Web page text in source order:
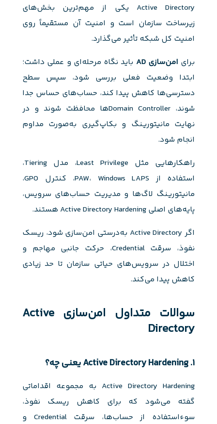
Active Directory یکی از مهم‌ترین بخش‌های
زیرساخت سازمان است و امنیت آن مستقیماً روی
امنیت کل شبکه تأثیر می‌گذارد.
برای امن‌سازی AD
باید نگاه مرحله‌ای و عملی داشت؛
ابتدا وضعیت فعلی بررسی شود، سپس سطح
دسترسی‌ها کاهش پیدا کند، حساب‌های حساس جدا
شوند، Domain Controllerها محافظت شوند و در
نهایت مانیتورینگ و بکاپ‌گیری به‌صورت مداوم
انجام شود.
راهکارهایی مثل Least Privilege، مدل Tiering،
استفاده از PAW، Windows LAPS، کنترل GPO،
مانیتورینگ لاگ‌ها و مدیریت حساب‌های سرویس،
پایه‌های اصلی Active Directory Hardening هستند.
اگر Active Directory به‌درستی امن‌سازی شود، ریسک
نفوذ، سرقت Credential، حرکت جانبی مهاجم و
اختلال در سرویس‌های حیاتی سازمان تا حد زیادی
کاهش پیدا می‌کند.
سوالات متداول امن‌سازی Active
Directory
۱. Active Directory Hardening یعنی چه؟
Active Directory Hardening به مجموعه اقداماتی
گفته می‌شود که برای کاهش ریسک نفوذ،
سوءاستفاده از حساب‌ها، سرقت Credential و